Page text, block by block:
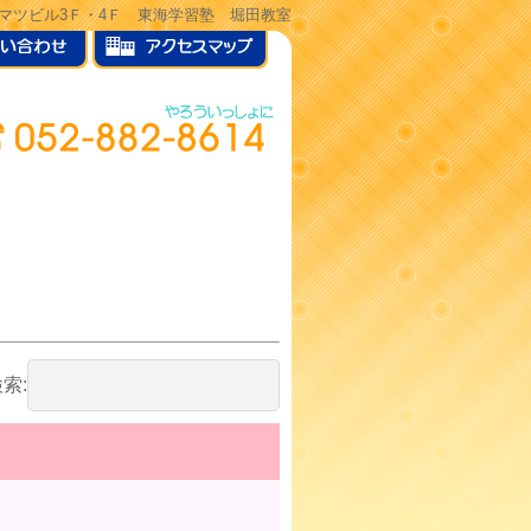
ツビル3Ｆ・4Ｆ 東海学習塾 堀田教室
: